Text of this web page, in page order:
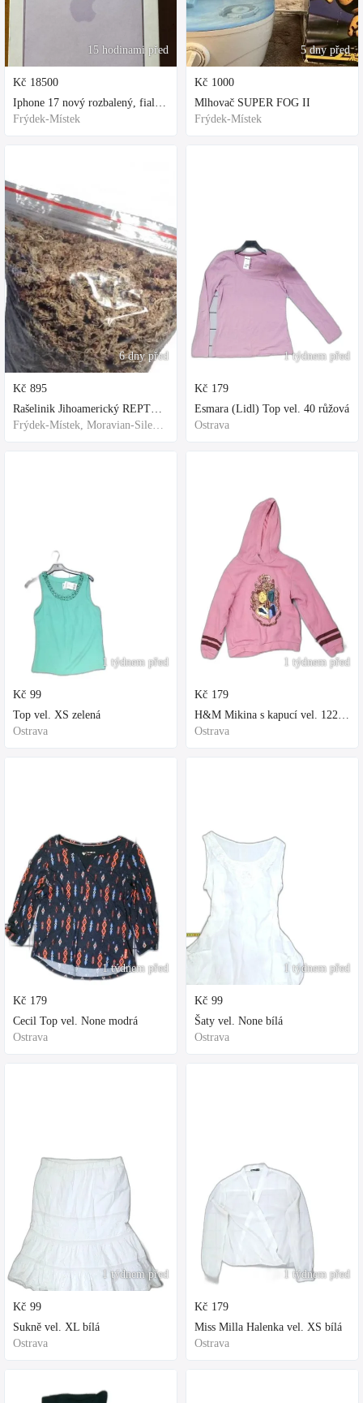
15 hodinami před
Kč 18500
Iphone 17 nový rozbalený, fialová, ochranne sklo a obal kupovane za 80
Frýdek-Místek
6 dny před
Kč 895
Rašelinik Jihoamerický REPTER - 5 balení - 500g -
Frýdek-Místek, Moravian-Silesian Region,Others
1 týdnem před
Kč 99
Top vel. XS zelená
Ostrava
1 týdnem před
Kč 179
Cecil Top vel. None modrá
Ostrava
1 týdnem před
Kč 99
Sukně vel. XL bílá
Ostrava
5 dny před
Kč 1000
Mlhovač SUPER FOG II
Frýdek-Místek
1 týdnem před
Kč 179
Esmara (Lidl) Top vel. 40 růžová
Ostrava
1 týdnem před
Kč 179
H&M Mikina s kapucí vel. 122 fialová
Ostrava
1 týdnem před
Kč 99
Šaty vel. None bílá
Ostrava
1 týdnem před
Kč 179
Miss Milla Halenka vel. XS bílá
Ostrava